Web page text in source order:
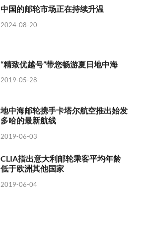
中国的邮轮市场正在持续升温
2024-08-20
“精致优越号”带您畅游夏日地中海
2019-05-28
地中海邮轮携手卡塔尔航空推出始发
多哈的最新航线
2019-06-03
CLIA指出意大利邮轮乘客平均年龄
低于欧洲其他国家
2019-06-04